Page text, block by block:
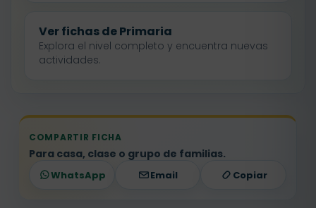
Ver fichas de Primaria
Explora el nivel completo y encuentra nuevas
actividades.
COMPARTIR FICHA
Para casa, clase o grupo de familias.
WhatsApp Email Copiar